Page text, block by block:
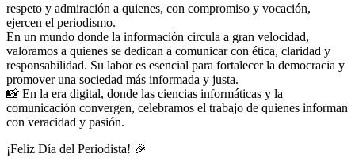
respeto y admiración a quienes, con compromiso y vocación,
ejercen el periodismo.
En un mundo donde la información circula a gran velocidad,
valoramos a quienes se dedican a comunicar con ética, claridad y
responsabilidad. Su labor es esencial para fortalecer la democracia y
promover una sociedad más informada y justa.
📸 En la era digital, donde las ciencias informáticas y la
comunicación convergen, celebramos el trabajo de quienes informan
con veracidad y pasión.
¡Feliz Día del Periodista! 🎉